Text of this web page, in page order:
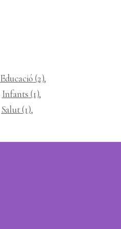
Educació (2)
Infants (1)
Salut(1)